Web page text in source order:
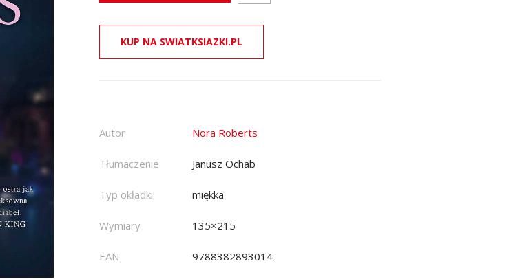
KUP NA SWIATKSIAZKI.PL
Autor Nora Roberts
Tłumaczenie Janusz Ochab
Typ okładki miękka
Wymiary 135×215
EAN 9788382893014